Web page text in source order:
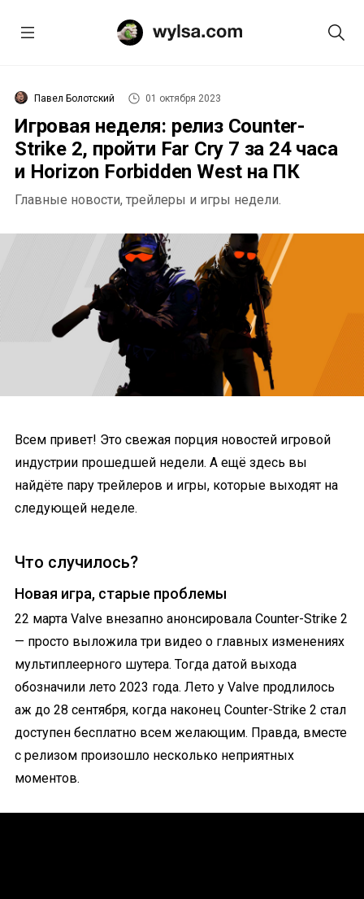
Павел Болотский 01 октября 2023
Игровая неделя: релиз Counter-
Strike 2, пройти Far Cry 7 за 24 часа
и Horizon Forbidden West на ПК
Главные новости, трейлеры и игры недели.
Всем привет! Это свежая порция новостей игровой
индустрии прошедшей недели. А ещё здесь вы
найдёте пару трейлеров и игры, которые выходят на
следующей неделе.
Что случилось?
Новая игра, старые проблемы
22 марта Valve внезапно анонсировала Counter-Strike 2
— просто выложила три видео о главных изменениях
мультиплеерного шутера. Тогда датой выхода
обозначили лето 2023 года. Лето у Valve продлилось
аж до 28 сентября, когда наконец Counter-Strike 2 стал
доступен бесплатно всем желающим. Правда, вместе
с релизом произошло несколько неприятных
моментов.